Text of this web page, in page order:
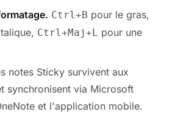
Ctrl+B pour le gras,
Ctrl+Maj+L pour une
notes Sticky survivent aux
synchronisent via Microsoft
et l'application mobile.